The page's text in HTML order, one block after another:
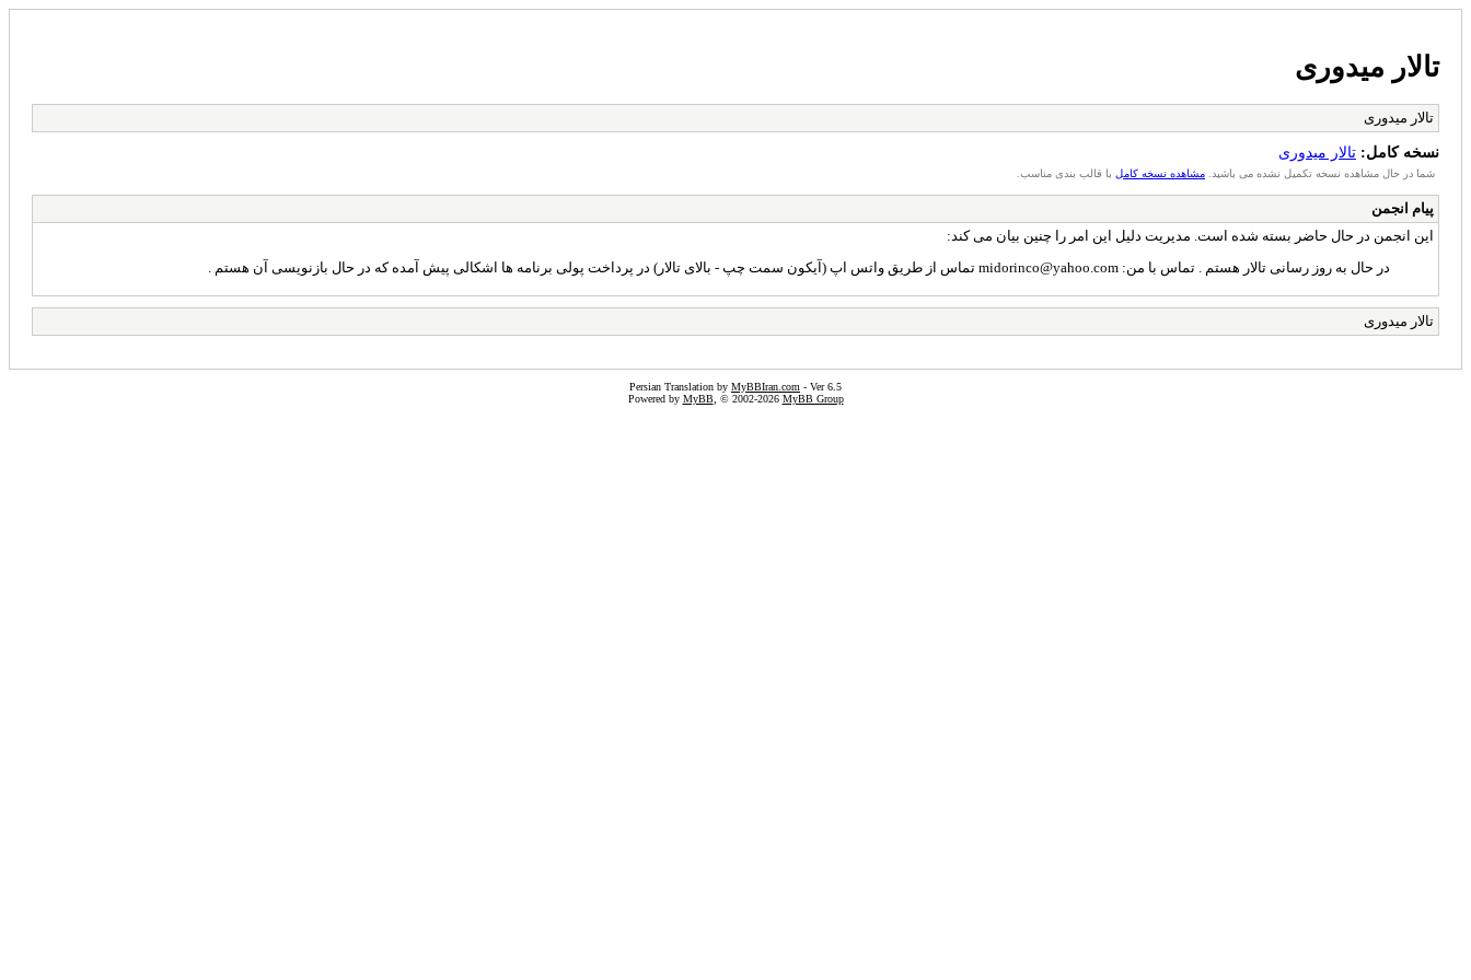
تالار میدوری
تالار میدوری
نسخه کامل: تالار میدوری
شما در حال مشاهده نسخه تکمیل نشده می باشید. مشاهده نسخه کامل با قالب بندی مناسب.
پیام انجمن
این انجمن در حال حاضر بسته شده است. مدیریت دلیل این امر را چنین بیان می کند:
در حال به روز رسانی تالار هستم . تماس با من: midorinco@yahoo.com تماس از طریق واتس اپ (آیکون سمت چپ - بالای تالار) در پرداخت پولی برنامه ها اشکالی پیش آمده که در حال بازنویسی آن هستم .
تالار میدوری
Persian Translation by MyBBIran.com - Ver 6.5
Powered by MyBB, © 2002-2026 MyBB Group